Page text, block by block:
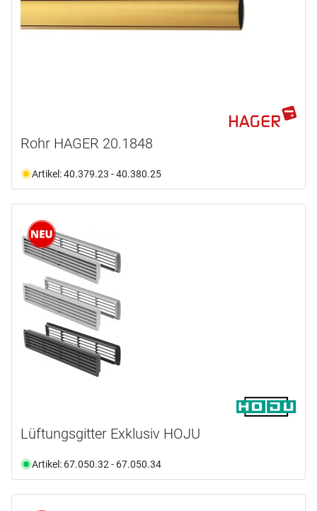
Rohr HAGER 20.1848
Artikel: 40.379.23 - 40.380.25
Lüftungsgitter Exklusiv HOJU
Artikel: 67.050.32 - 67.050.34